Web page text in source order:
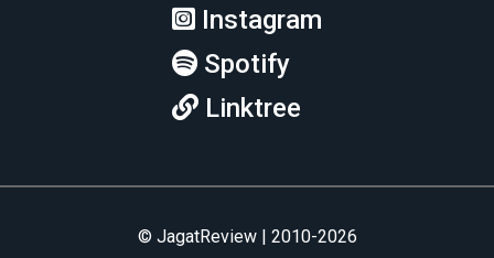
Instagram
Spotify
Linktree
© JagatReview | 2010-2026